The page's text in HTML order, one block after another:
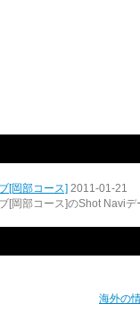
[岡部コース] 2011-01-21
[岡部コース]のShot Naviデ
海外の